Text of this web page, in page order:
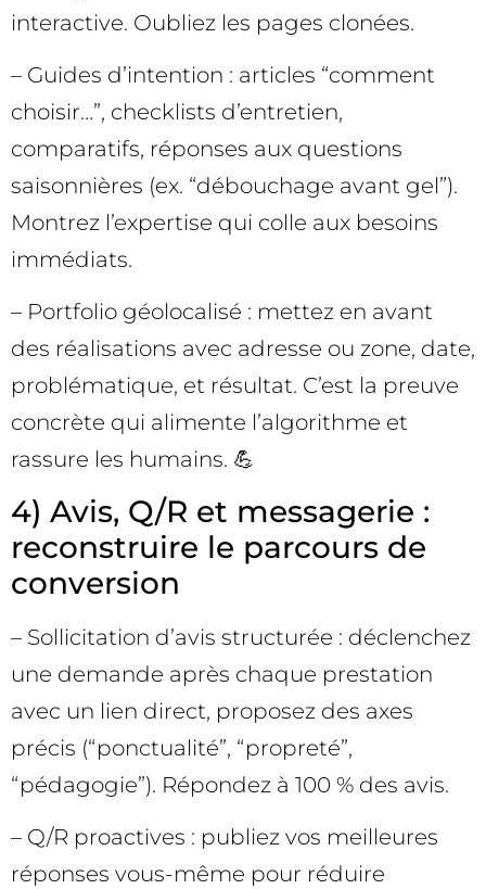
interactive. Oubliez les pages clonées.
– Guides d’intention : articles “comment
choisir…”, checklists d’entretien,
comparatifs, réponses aux questions
saisonnières (ex. “débouchage avant gel”).
Montrez l’expertise qui colle aux besoins
immédiats.
– Portfolio géolocalisé : mettez en avant
des réalisations avec adresse ou zone, date,
problématique, et résultat. C’est la preuve
concrète qui alimente l’algorithme et
rassure les humains. 💪
4) Avis, Q/R et messagerie :
reconstruire le parcours de
conversion
– Sollicitation d’avis structurée : déclenchez
une demande après chaque prestation
avec un lien direct, proposez des axes
précis (“ponctualité”, “propreté”,
“pédagogie”). Répondez à 100 % des avis.
– Q/R proactives : publiez vos meilleures
réponses vous-même pour réduire